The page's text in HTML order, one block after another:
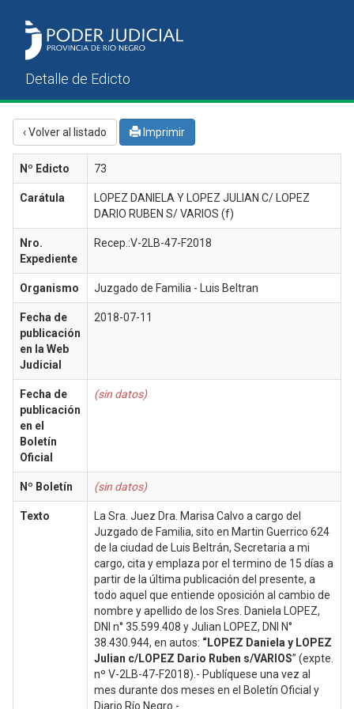
‹ Volver al listado Imprimir
Nº Edicto 73
Carátula
LOPEZ DANIELA Y LOPEZ JULIAN C/ LOPEZ
DARIO RUBEN S/ VARIOS (f)
Nro.
Expediente
Recep.:V-2LB-47-F2018
Organismo Juzgado de Familia - Luis Beltran
Fecha de
publicación
en la Web
Judicial
2018-07-11
Fecha de
publicación
en el
Boletín
Oficial
(sin datos)
Nº Boletín (sin datos)
Texto
La Sra. Juez Dra. Marisa Calvo a cargo del
Juzgado de Familia, sito en Martin Guerrico 624
de la ciudad de Luis Beltrán, Secretaria a mi
cargo, cita y emplaza por el termino de 15 días a
partir de la última publicación del presente, a
todo aquel que entiende oposición al cambio de
nombre y apellido de los Sres. Daniela LOPEZ,
DNI n° 35.599.408 y Julian LOPEZ, DNI N°
38.430.944, en autos: “LOPEZ Daniela y LOPEZ
Julian c/LOPEZ Dario Ruben s/VARIOS” (expte.
nº V-2LB-47-F2018).- Publíquese una vez al
mes durante dos meses en el Boletín Oficial y
Diario Río Negro.-